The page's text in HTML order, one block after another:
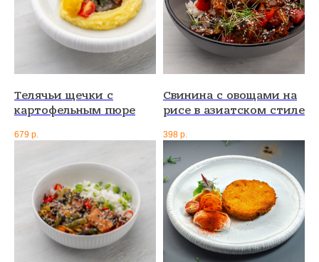
Телячьи щечки с
картофельным пюре
679 р.
Свинина с овощами на
рисе в азиатском стиле
398 р.